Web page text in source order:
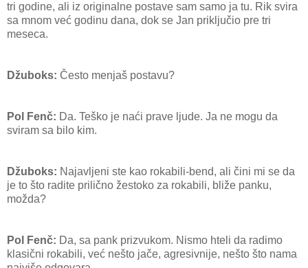
tri godine, ali iz originalne postave sam samo ja tu. Rik svira
sa mnom već godinu dana, dok se Jan priključio pre tri
meseca.
Džuboks: Često menjaš postavu?
Pol Fenč: Da. Teško je naći prave ljude. Ja ne mogu da
sviram sa bilo kim.
Džuboks: Najavljeni ste kao rokabili-bend, ali čini mi se da
je to što radite prilično žestoko za rokabili, bliže panku,
možda?
Pol Fenč: Da, sa pank prizvukom. Nismo hteli da radimo
klasični rokabili, već nešto jače, agresivnije, nešto što nama